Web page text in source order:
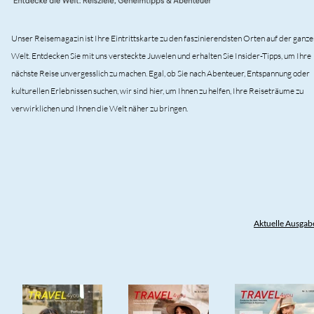
Unser Reisemagazin ist Ihre Eintrittskarte zu den faszinierendsten Orten auf der
Welt. Entdecken Sie mit uns versteckte Juwelen und erhalten Sie Insider-Tipps, um Ihre
nächste Reise unvergesslich zu machen. Egal, ob Sie nach Abenteuer, Entspannung oder
kulturellen Erlebnissen suchen, wir sind hier, um Ihnen zu helfen, Ihre Reiseträume zu
verwirklichen und Ihnen die Welt näher zu bringen.
Aktuelle